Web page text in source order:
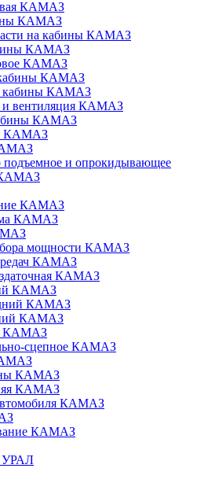
КАМАЗ
КАМАЗ
на кабины КАМАЗ
КАМАЗ
КАМАЗ
КАМАЗ
кабины КАМАЗ
и вентиляция КАМАЗ
КАМАЗ
КАМАЗ
подъемное и опрокидывающее
КАМАЗ
КАМАЗ
КАМАЗ
мощности КАМАЗ
КАМАЗ
КАМАЗ
КАМАЗ
КАМАЗ
КАМАЗ
КАМАЗ
сцепное КАМАЗ
КАМАЗ
КАМАЗ
КАМАЗ
КАМАЗ
УРАЛ